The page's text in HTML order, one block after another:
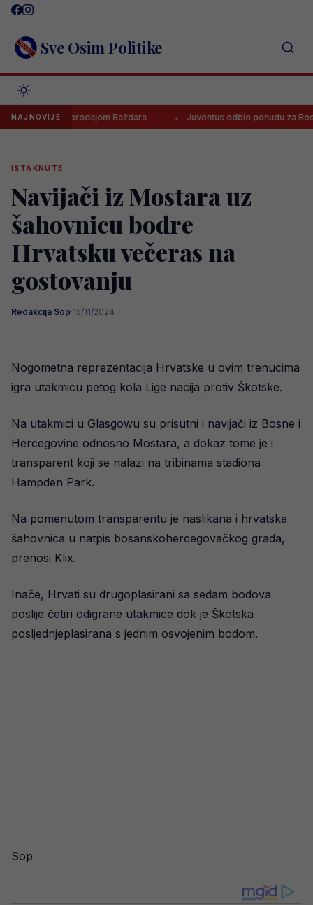
Skip
content Sve Osim Politike
NAJNOVIJE
zaraditi prodajom Baždara Juventus odbio ponudu za Bosanca,
ISTAKNUTE
Navijači iz Mostara uz
šahovnicu bodre
Hrvatsku večeras na
gostovanju
Redakcija Sop·15/11/2024
Nogometna reprezentacija Hrvatske u ovim trenucima
igra utakmicu petog kola Lige nacija protiv Škotske.
Na utakmici u Glasgowu su prisutni i navijači iz Bosne i
Hercegovine odnosno Mostara, a dokaz tome je i
transparent koji se nalazi na tribinama stadiona
Hampden Park.
Na pomenutom transparentu je naslikana i hrvatska
šahovnica u natpis bosanskohercegovačkog grada,
prenosi Klix.
Inače, Hrvati su drugoplasirani sa sedam bodova
poslije četiri odigrane utakmice dok je Škotska
posljednjeplasirana s jednim osvojenim bodom.
Sop